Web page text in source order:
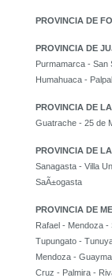
PROVINCIA DE
PROVINCIA DE
Purmamarca - San
Humahuaca -
PROVINCIA DE
Guatrache - 25 de
PROVINCIA DE
Sanagasta - Villa
SaÃ±ogasta
PROVINCIA DE
Rafael - Mendoza
Tupungato -
Mendoza -
Cruz - Palmira -